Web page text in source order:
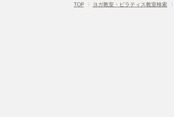
TOP 〉 ヨガ教室・ピラティス教室検索 〉